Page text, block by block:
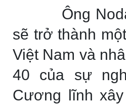
Ông Noda
sẽ trở thành
Việt Nam và
40 của sự
Cương lĩnh